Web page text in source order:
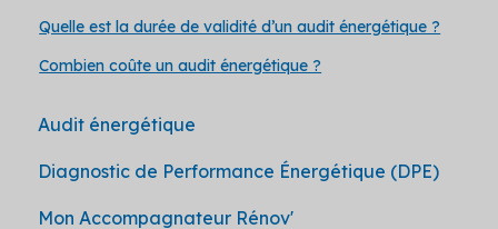
Quelle est la durée de validité d’un audit énergétique ?
Combien coûte un audit énergétique ?
Audit énergétique
Diagnostic de Performance Énergétique (DPE)
Mon Accompagnateur Rénov'